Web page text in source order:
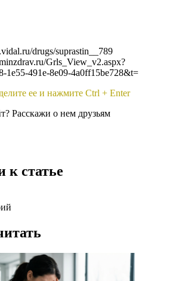
drugs/suprastin__789
Grls_View_v2.aspx?
1e55-491e-8e09-4a0ff15be728&t=
ее и нажмите Ctrl + Enter
Расскажи о нем друзьям
к статье